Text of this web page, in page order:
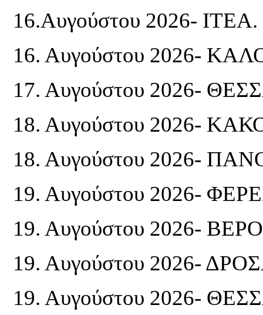
16.Αυγούστου 2026- ΙΤΕΑ.
16. Αυγούστου 2026-
17. Αυγούστου 2026-
18. Αυγούστου 2026-
18. Αυγούστου 2026-
19. Αυγούστου 2026-
19. Αυγούστου 2026-
19. Αυγούστου 2026-
19. Αυγούστου 2026-